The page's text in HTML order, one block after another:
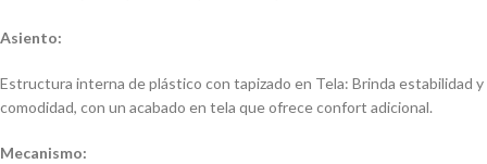
Asiento:
Estructura interna de plástico con tapizado en Tela: Brinda estabilidad y
comodidad, con un acabado en tela que ofrece confort adicional.
Mecanismo: